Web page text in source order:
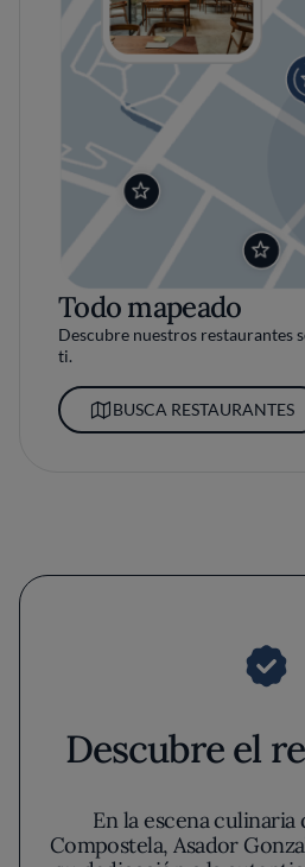
Todo mapeado
Descubre nuestros restaurantes
ti.
BUSCA RESTAURANTES
Descubre el
En la escena culinaria
Compostela, Asador